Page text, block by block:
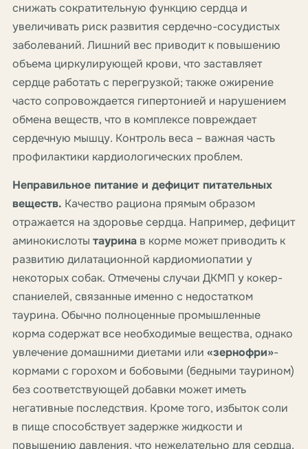
снижать сократительную функцию сердца и
увеличивать риск развития сердечно-сосудистых
заболеваний. Лишний вес приводит к повышению
объема циркулирующей крови, что заставляет
сердце работать с перегрузкой; также ожирение
часто сопровождается гипертонией и нарушением
обмена веществ, что в комплексе повреждает
сердечную мышцу. Контроль веса – важная часть
профилактики кардиологических проблем.
Неправильное питание и дефицит питательных
веществ. Качество рациона прямым образом
отражается на здоровье сердца. Например, дефицит
аминокислоты таурина в корме может приводить к
развитию дилатационной кардиомиопатии у
некоторых собак. Отмечены случаи ДКМП у кокер-
спаниелей, связанные именно с недостатком
таурина. Обычно полноценные промышленные
корма содержат все необходимые вещества, однако
увлечение домашними диетами или «зернофри»-
кормами с горохом и бобовыми (бедными таурином)
без соответствующей добавки может иметь
негативные последствия. Кроме того, избыток соли
в пище способствует задержке жидкости и
повышению давления, что нежелательно для сердца.